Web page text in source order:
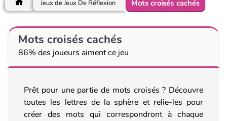
Jeux de Jeux De Réflexion Mots croisés cachés
Mots croisés cachés
86% des joueurs aiment ce jeu
Prêt pour une partie de mots croisés ? Découvre
toutes les lettres de la sphère et relie-les pour
créer des mots qui correspondront à chaque